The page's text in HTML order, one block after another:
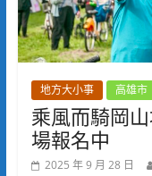
地方大小事 高雄市
乘風而騎岡
場報名中
2025 年 9 月 28 日